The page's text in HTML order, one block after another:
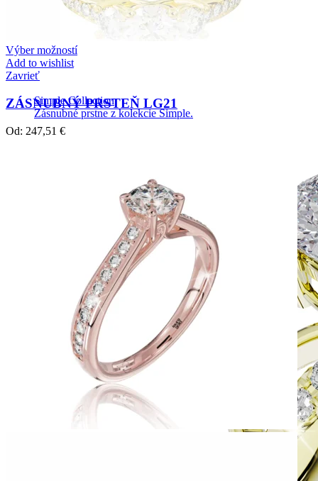
Simple Collection
Zásnubné prstne z kolekcie Simple.
Výber možností
Add to wishlist
Zavrieť
ZÁSNUBNÝ PRSTEŇ LG21
Od: 247,51 €